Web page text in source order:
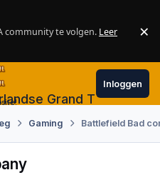
community te volgen. Leer
×
Grand Theft Auto
Inloggen
Gaming Battlefield Bad